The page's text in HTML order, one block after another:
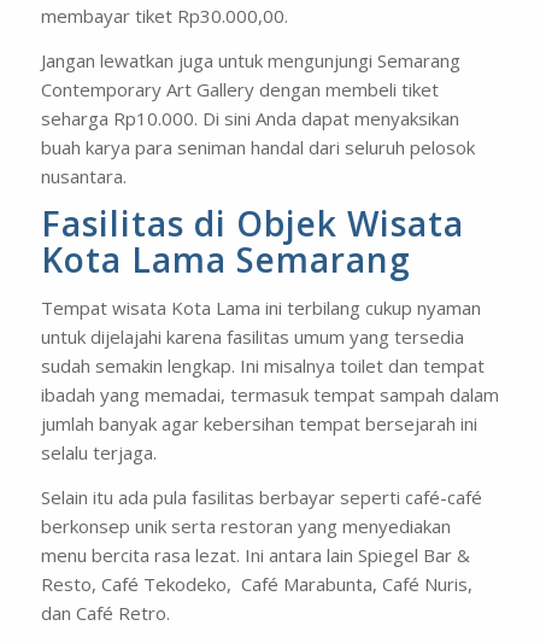
membayar tiket Rp30.000,00.
Jangan lewatkan juga untuk mengunjungi Semarang
Contemporary Art Gallerydengan membeli tiket
seharga Rp10.000. Di sini Anda dapat menyaksikan
buah karya para seniman handal dari seluruh pelosok
nusantara.
Fasilitas di Objek Wisata
Kota Lama Semarang
Tempat wisata Kota Lama ini terbilang cukup nyaman
untuk dijelajahi karena fasilitas umum yang tersedia
sudah semakin lengkap. Ini misalnya toilet dan tempat
ibadah yang memadai, termasuk tempat sampah dalam
jumlah banyak agar kebersihan tempat bersejarah ini
selalu terjaga.
Selain itu ada pula fasilitas berbayar seperti café-café
berkonsep unik serta restoran yang menyediakan
menu bercita rasa lezat. Ini antara lain Spiegel Bar &
Resto, Café Tekodeko, Café Marabunta, Café Nuris,
dan Café Retro.